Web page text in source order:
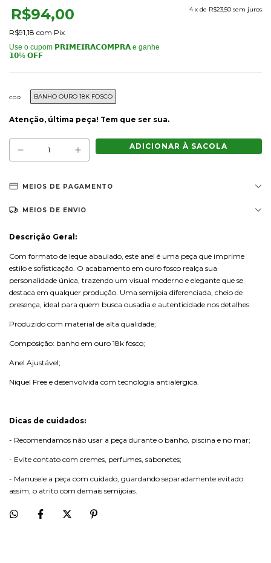
R$94,00
R$91,18 com Pix
4 x de R$23,50 sem juros
COR BANHO OURO 18K FOSCO
Atenção, última peça! Tem que ser sua.
MEIOS DE PAGAMENTO
MEIOS DE ENVIO
Descrição Geral:
Com formato de leque abaulado, este anel é uma peça que imprime
estilo e sofisticação. O acabamento em ouro fosco realça sua
personalidade única, trazendo um visual moderno e elegante que se
destaca em qualquer produção. Uma semijoia diferenciada, cheio de
presença, ideal para quem busca ousadia e autenticidade nos detalhes.
Produzido com material de alta qualidade;
Composição: banho em ouro 18k fosco;
Anel Ajustável;
Níquel Free e desenvolvida com tecnologia antialérgica.
Dicas de cuidados:
- Recomendamos não usar a peça durante o banho, piscina e no mar;
- Evite contato com cremes, perfumes, sabonetes;
- Manuseie a peça com cuidado, guardando separadamente evitado
assim, o atrito com demais semijoias.